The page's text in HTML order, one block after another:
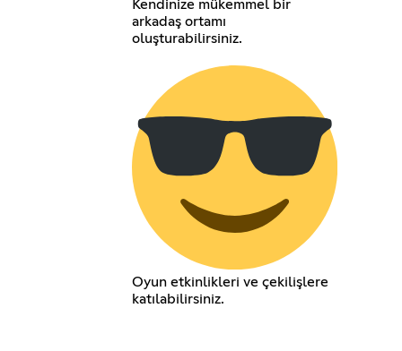
Kendinize mükemmel bir
arkadaş ortamı
oluşturabilirsiniz.
Oyun etkinlikleri ve çekilişlere
katılabilirsiniz.